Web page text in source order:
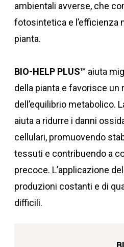
ambientali avverse, che
fotosintetica e l’efficienza
pianta.
BIO-HELP PLUS™ aiuta
della pianta e favorisce un
dell’equilibrio metabolico.
aiuta a ridurre i danni
cellulari, promuovendo
tessuti e contribuendo a
precoce. L’applicazione
produzioni costanti e di
difficili.